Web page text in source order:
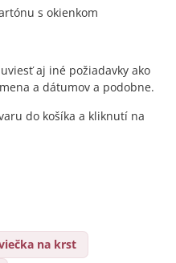
s okienkom
aj iné požiadavky ako
a dátumov a podobne.
do košíka a kliknutí na
na krst